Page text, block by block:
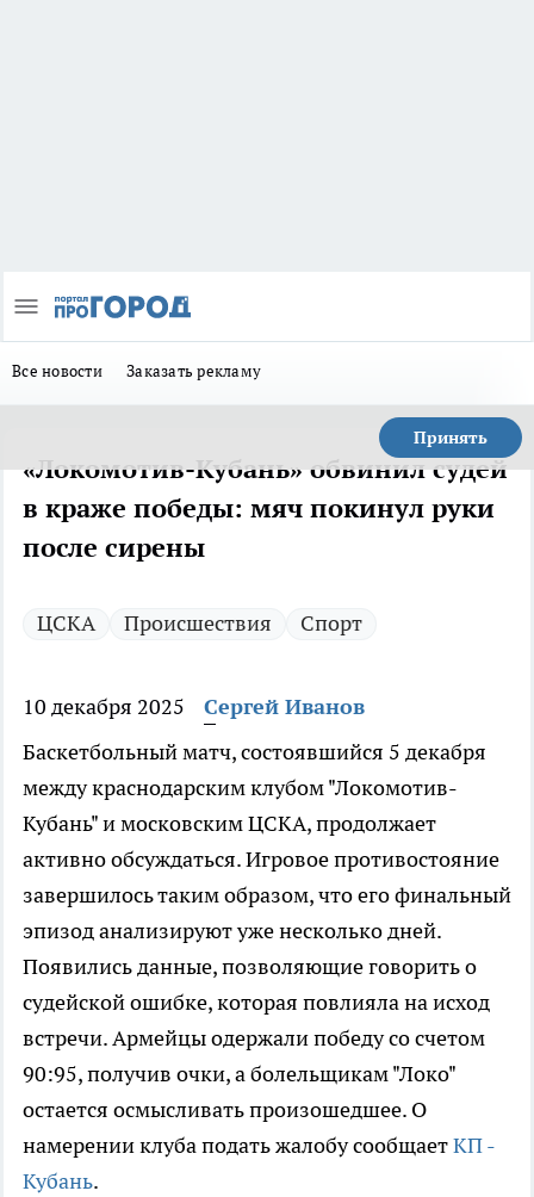
Все новости Заказать рекламу
Принять
«Локомотив-Кубань» обвинил судей
в краже победы: мяч покинул руки
после сирены
ЦСКА Происшествия Спорт
10 декабря 2025
Сергей Иванов
Баскетбольный матч, состоявшийся 5 декабря
между краснодарским клубом "Локомотив-
Кубань" и московским ЦСКА, продолжает
активно обсуждаться. Игровое противостояние
завершилось таким образом, что его финальный
эпизод анализируют уже несколько дней.
Появились данные, позволяющие говорить о
судейской ошибке, которая повлияла на исход
встречи. Армейцы одержали победу со счетом
90:95, получив очки, а болельщикам "Локо"
остается осмысливать произошедшее. О
намерении клуба подать жалобу сообщаетКП -
Кубань.